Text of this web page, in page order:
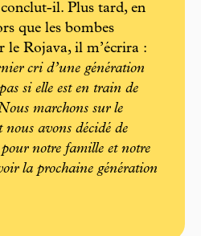
il. Plus tard, en
que les bombes
le Rojava, il m’écrira :
cri d’une génération
si elle est en train de
marchons sur le
nous avons décidé de
notre famille et notre
la prochaine génération